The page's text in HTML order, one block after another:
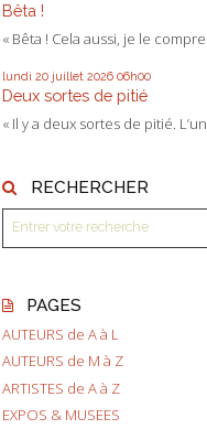
Bêta !
« Bêta ! Cela aussi, je le
lundi 20 juillet 2026 06h00
Deux sortes de pitié
« Il y a deux sortes de pitié.
RECHERCHER
PAGES
AUTEURS de A à L
AUTEURS de M à Z
ARTISTES de A à Z
EXPOS & MUSEES